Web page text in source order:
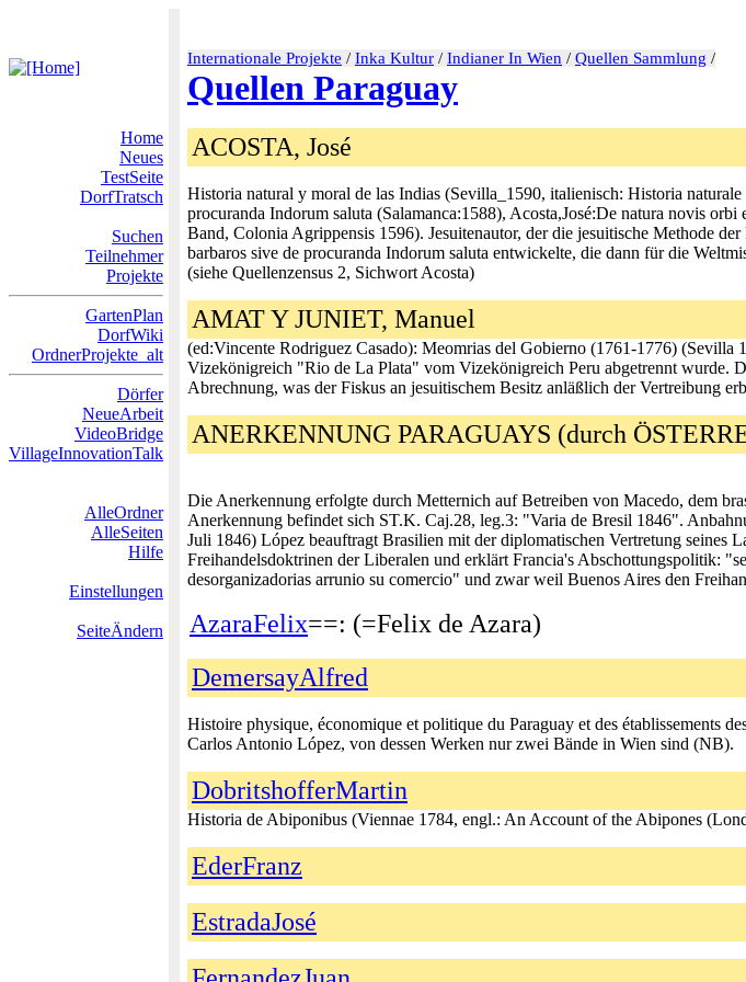
Internationale Projekte / Inka Kultur / Indianer In Wien / Quellen Sammlung /
Quellen Paraguay
Home
Neues
TestSeite
DorfTratsch
Suchen
Teilnehmer
Projekte
GartenPlan
DorfWiki
OrdnerProjekte_alt
Dörfer
NeueArbeit
VideoBridge
VillageInnovationTalk
AlleOrdner
AlleSeiten
Hilfe
Einstellungen
SeiteÄndern
ACOSTA, José
Historia natural y moral de las Indias (Sevilla_1590, italienisch: Historia
procuranda Indorum saluta (Salamanca:1588), Acosta,José:De natura novis
Band, Colonia Agrippensis 1596). Jesuitenautor, der die jesuitische Methode
barbaros sive de procuranda Indorum saluta entwickelte, die dann für die
(siehe Quellenzensus 2, Sichwort Acosta)
AMAT Y JUNIET, Manuel
(ed:Vincente Rodriguez Casado): Meomrias del Gobierno (1761-1776) (Sevilla
Vizekönigreich "Rio de La Plata" vom Vizekönigreich Peru abgetrennt wurde.
Abrechnung, was der Fiskus an jesuitischem Besitz anläßlich der Vertreibung
ANERKENNUNG PARAGUAYS (durch
Die Anerkennung erfolgte durch Metternich auf Betreiben von Macedo, dem
Anerkennung befindet sich ST.K. Caj.28, leg.3: "Varia de Bresil 1846".
Juli 1846) López beauftragt Brasilien mit der diplomatischen Vertretung seines
Freihandelsdoktrinen der Liberalen und erklärt Francia's Abschottungspolitik:
desorganizadorias arrunio su comercio" und zwar weil Buenos Aires den
AzaraFelix==: (=Felix de Azara)
DemersayAlfred
Histoire physique, économique et politique du Paraguay et des établissements
Carlos Antonio López, von dessen Werken nur zwei Bände in Wien sind (NB).
DobritshofferMartin
Historia de Abiponibus (Viennae 1784, engl.: An Account of the Abipones
EderFranz
EstradaJosé